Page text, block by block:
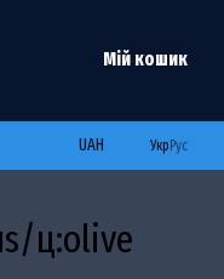
Мій кошик
UAH Укр Рус
ц:olive